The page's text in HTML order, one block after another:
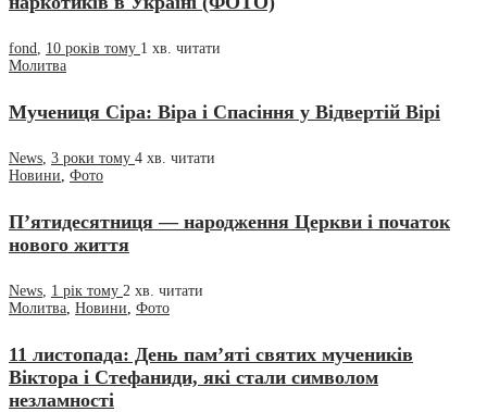
fond, 10 років тому 1 хв. читати
Молитва
Мучениця Сіра: Віра і Спасіння у Відвертій Вірі
News, 3 роки тому 4 хв. читати
Новини, Фото
П’ятидесятниця — народження Церкви і початок
нового життя
News 1 рік тому 2 хв. читати
Молитва Новини Фото
11 листопада: День пам’яті святих мучеників
Віктора і Стефаниди, які стали символом
незламності